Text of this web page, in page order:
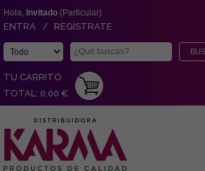
Hola, Invitado (Particular)
ENTRA / REGÍSTRATE
TU CARRITO
TOTAL: 0,00 €